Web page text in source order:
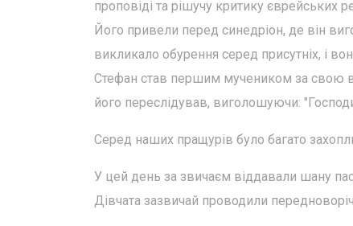
проповіді та рішучу критику єврейських
Його привели перед синедріон, де він
викликало обурення серед присутніх, і
Стефан став першим мучеником за свою
його переслідував, виголошуючи:
Серед наших пращурів було багато
У цей день за звичаєм віддавали шану
Дівчата зазвичай проводили